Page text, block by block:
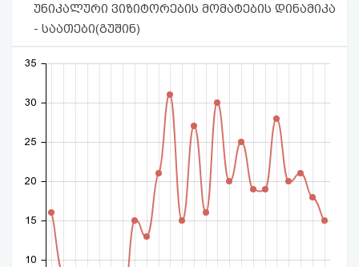
უნიკალური ვიზიტორების მომატების დინამიკა
- საათები(გუშინ)
10
15
20
25
30
35